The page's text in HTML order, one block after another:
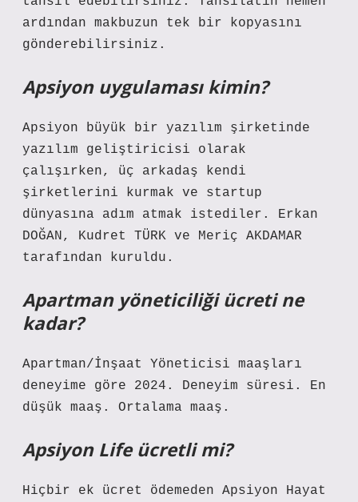
ardından makbuzun tek bir kopyasını
gönderebilirsiniz.
Apsiyon uygulaması kimin?
Apsiyon büyük bir yazılım şirketinde
yazılım geliştiricisi olarak
çalışırken, üç arkadaş kendi
şirketlerini kurmak ve startup
dünyasına adım atmak istediler. Erkan
DOĞAN, Kudret TÜRK ve Meriç AKDAMAR
tarafından kuruldu.
Apartman yöneticiliği ücreti ne
kadar?
Apartman/İnşaat Yöneticisi maaşları
deneyime göre 2024. Deneyim süresi. En
düşük maaş. Ortalama maaş.
Apsiyon Life ücretli mi?
Hiçbir ek ücret ödemeden Apsiyon Hayat